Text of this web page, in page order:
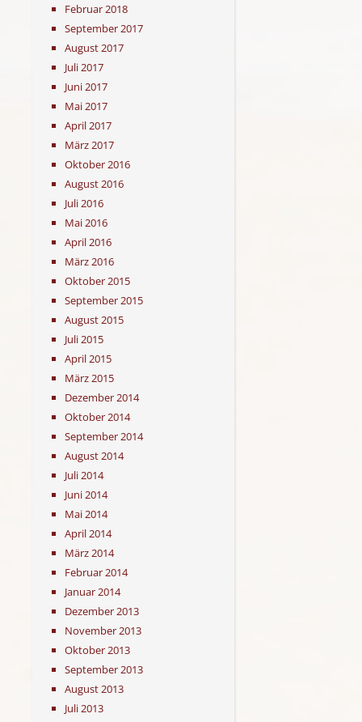
Februar 2018
September 2017
August 2017
Juli 2017
Juni 2017
Mai 2017
April 2017
März 2017
Oktober 2016
August 2016
Juli 2016
Mai 2016
April 2016
März 2016
Oktober 2015
September 2015
August 2015
Juli 2015
April 2015
März 2015
Dezember 2014
Oktober 2014
September 2014
August 2014
Juli 2014
Juni 2014
Mai 2014
April 2014
März 2014
Februar 2014
Januar 2014
Dezember 2013
November 2013
Oktober 2013
September 2013
August 2013
Juli 2013